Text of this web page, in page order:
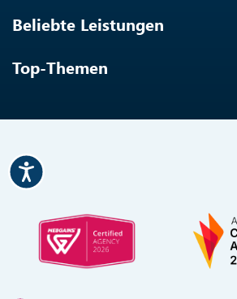
Beliebte Leistungen
Top-Themen